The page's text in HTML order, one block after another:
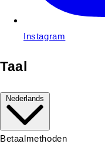
Instagram
Taal
Nederlands
Betaalmethoden